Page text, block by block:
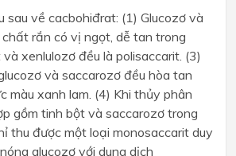
sau về cacbohiđrat: (1) Glucozơ và
rắn có vị ngọt, dễ tan trong
xenlulozơ đều là polisaccarit. (3)
và saccarozơ đều hòa tan
màu xanh lam. (4) Khi thủy phân
gồm tinh bột và saccarozơ trong
thu được một loại monosaccarit duy
glucozơ với dung dịch